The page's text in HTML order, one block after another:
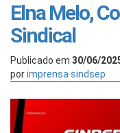
Elna Melo,
Sindical
Publicado em 30/06/
porimprensa sindsep